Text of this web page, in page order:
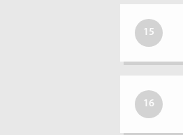
15
16